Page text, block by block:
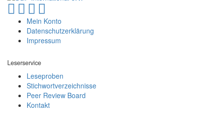
Mein Konto
Datenschutzerklärung
Impressum
Leserservice
Leseproben
Stichwortverzeichnisse
Peer Review Board
Kontakt